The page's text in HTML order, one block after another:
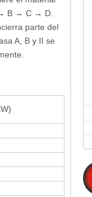
→ B → C → D.
parte del
A, B y II se